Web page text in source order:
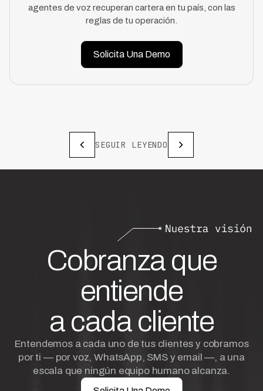
agentes de voz recuperan cartera en tu país, con las
reglas de tu operación.
Solicita Una Demo
SEGUIR LEYENDO
Cobranza que
entiende
a cada cliente
Entendemos a cada uno de tus clientes y cobramos
por ti — por voz, WhatsApp, SMS y email —, a una
escala que ningún equipo humano alcanza.